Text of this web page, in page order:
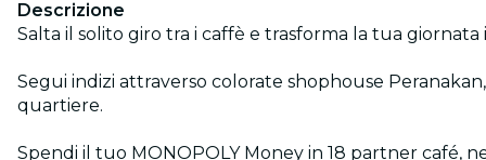
Descrizione
Salta il solito giro tra i caffè e trasforma la tua
Segui indizi attraverso colorate shophouse
quartiere.
Spendi il tuo MONOPOLY Money in 18 partner café,